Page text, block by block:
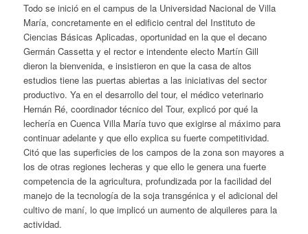
Todo se inició en el campus de la Universidad Nacional de Villa
María, concretamente en el edificio central del Instituto de
Ciencias Básicas Aplicadas, oportunidad en la que el decano
Germán Cassetta y el rector e intendente electo Martín Gill
dieron la bienvenida, e insistieron en que la casa de altos
estudios tiene las puertas abiertas a las iniciativas del sector
productivo. Ya en el desarrollo del tour, el médico veterinario
Hernán Ré, coordinador técnico del Tour, explicó por qué la
lechería en Cuenca Villa María tuvo que exigirse al máximo para
continuar adelante y que ello explica su fuerte competitividad.
Citó que las superficies de los campos de la zona son mayores a
los de otras regiones lecheras y que ello le genera una fuerte
competencia de la agricultura, profundizada por la facilidad del
manejo de la tecnología de la soja transgénica y el adicional del
cultivo de maní, lo que implicó un aumento de alquileres para la
actividad.